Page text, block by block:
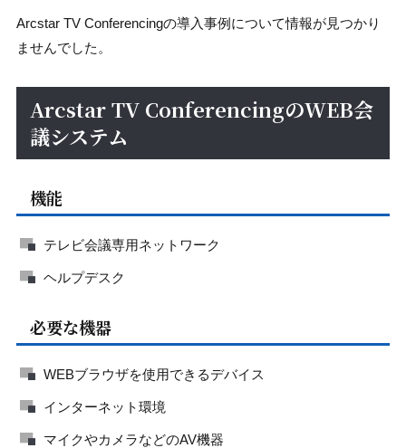
Arcstar TV Conferencingの導入事例について情報が見つかり
ませんでした。
Arcstar TV ConferencingのWEB会
議システム
機能
テレビ会議専用ネットワーク
ヘルプデスク
必要な機器
WEBブラウザを使用できるデバイス
インターネット環境
マイクやカメラなどのAV機器